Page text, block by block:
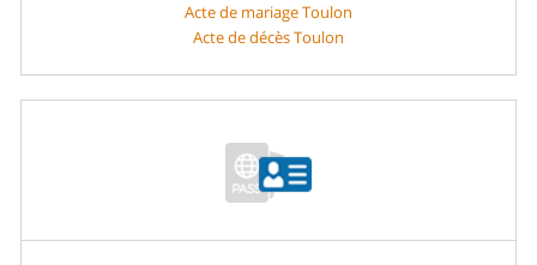
Acte de mariage Toulon
Acte de décès Toulon